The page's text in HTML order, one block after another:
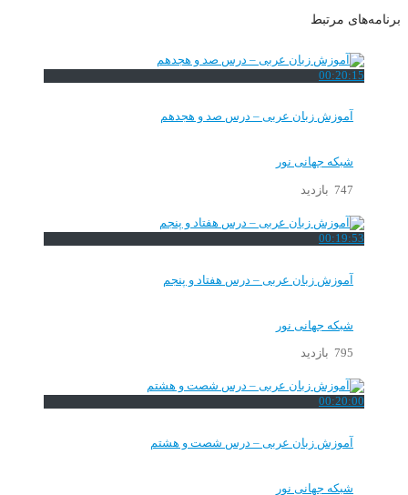
برنامه‌های مرتبط
00:20:15
آموزش زبان عربی – درس صد و هجدهم
شبکه جهانی نور
747 بازدید
00:19:53
آموزش زبان عربی – درس هفتاد و پنجم
شبکه جهانی نور
795 بازدید
00:20:00
آموزش زبان عربی – درس شصت و هشتم
شبکه جهانی نور